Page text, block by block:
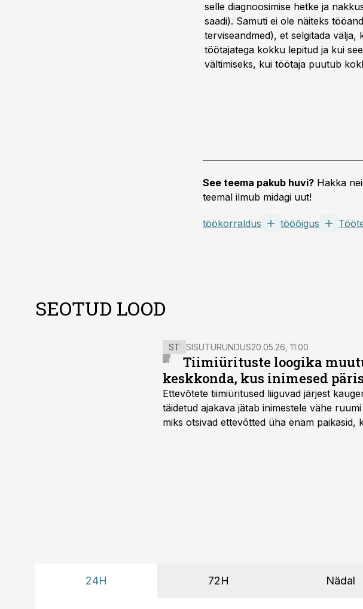
selle diagnoosimise hetke ja
saadi). Samuti ei ole näiteks
terviseandmed), et selgitada
töötajatega kokku lepitud ja kui
vältimiseks, kui töötaja puutub
See teema pakub huvi? Hakka
teemal ilmub midagi uut!
töökorraldus tööõigus
SEOTUD LOOD
ST SISUTURUNDUS20.05.26, 11:00
Tiimiürituste loogika
keskkonda, kus inimesed
Ettevõtete tiimiüritused liiguvad järjest
täidetud ajakava jätab inimestele vähe
miks otsivad ettevõtted üha enam
24H 72H Nädal